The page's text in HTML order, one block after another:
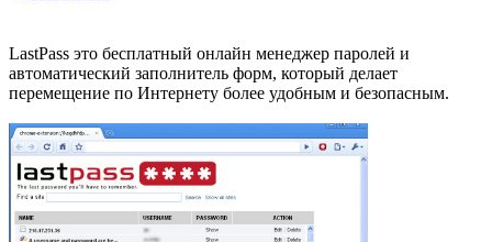
LastPass это бесплатный онлайн менеджер паролей и
автоматический заполнитель форм, который делает
перемещение по Интернету более удобным и безопасным.